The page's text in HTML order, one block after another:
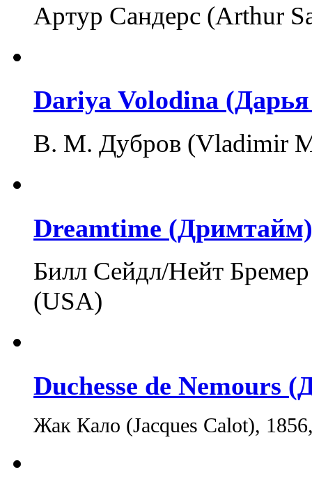
Артур Сандерс (Arthur
Dariya Volodina
В. М. Дубров (Vladimir
Dreamtime (Дримтайм)
Билл Сейдл/Нейт
(USA)
Duchesse de Nemours
Жак Кало (Jacques Calot),